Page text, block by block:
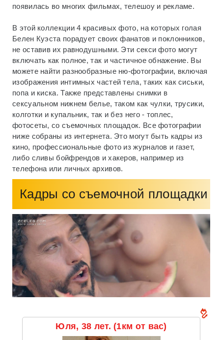
появилась во многих фильмах, телешоу и рекламе.
В этой коллекции 4 красивых фото, на которых голая
Белен Куэста порадует своих фанатов и поклонников,
не оставив их равнодушными. Эти секси фото могут
включать как полное, так и частичное обнажение. Вы
можете найти разнообразные ню-фотографии, включая
изображения интимных частей тела, таких как сиськи,
попа и киска. Также представлены снимки в
сексуальном нижнем белье, таком как чулки, трусики,
колготки и купальник, так и без него - топлес,
фотосеты, со съемочных площадок. Все фотографии
ниже собраны из интернета. Это могут быть кадры из
кино, профессиональные фото из журналов и газет,
либо сливы бойфрендов и хакеров, например из
телефона или личных архивов.
Кадры со съемочной площадки
Юля, 38 лет. (1км от вас)